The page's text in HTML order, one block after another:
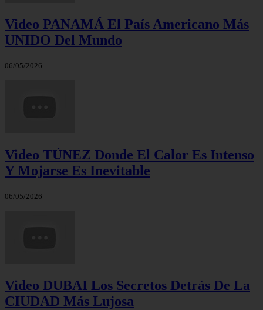
Video PANAMÁ El País Americano Más
UNIDO Del Mundo
06/05/2026
Video TÚNEZ Donde El Calor Es Intenso
Y Mojarse Es Inevitable
06/05/2026
Video DUBAI Los Secretos Detrás De La
CIUDAD Más Lujosa